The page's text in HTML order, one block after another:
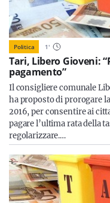
Politica 1'
Tari, Libero Gioveni:
pagamento”
Il consigliere comunale
ha proposto di prorogare
2016, per consentire ai
pagare l’ultima rata della
regolarizzare.…